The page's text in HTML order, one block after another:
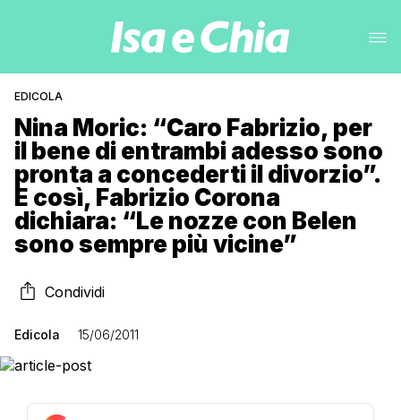
EDICOLA
Nina Moric: “Caro Fabrizio, per
il bene di entrambi adesso sono
pronta a concederti il divorzio”.
E così, Fabrizio Corona
dichiara: “Le nozze con Belen
sono sempre più vicine”
Condividi
Edicola 15/06/2011